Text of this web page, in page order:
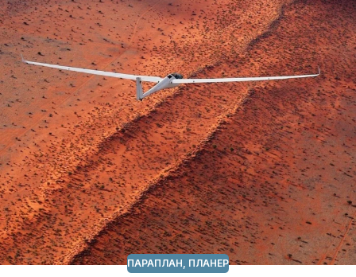
ПАРАПЛАН, ПЛАНЕР